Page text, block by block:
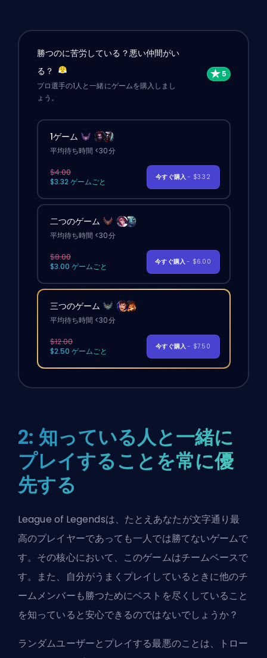
勝つのに苦労している？悪い仲間がい
る？
プロ選手の1人と一緒にゲームを購入しまし
ょう。
1ゲーム
平均待ち時間 <30分
$4.00
$3.32 ゲームごと
今すぐ購入- $3.32
二つのゲーム
平均待ち時間 <30分
$8.00
$3.00 ゲームごと
今すぐ購入- $6.00
三つのゲーム
平均待ち時間 <30分
$12.00
$2.50 ゲームごと
今すぐ購入- $7.50
2: 知っている人と一緒に
プレイすることを常に優
先する
League of Legendsは、たとえあなたが文字通り最
高のプレイヤーであっても一人では勝てないゲームで
す。その核心において、このゲームはチームベースで
す。また、自分がうまくプレイしているときに他のチ
ームメンバーも勝つためにベストを尽くしていること
を知っていると安心できるのではないでしょうか？
ランダムユーザーとプレイする最悪のことは、
トロー